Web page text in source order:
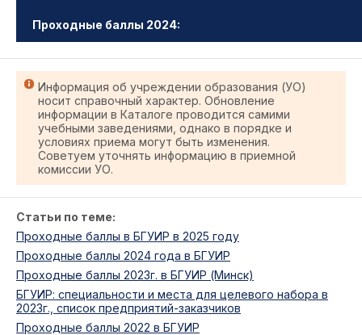
Проходные баллы 2024:
Информация об учреждении образования (УО)
носит справочный характер. Обновление
информации в Каталоге проводится самими
учебными заведениями, однако в порядке и
условиях приема могут быть изменения.
Советуем уточнять информацию в приемной
комиссии УО.
Статьи по теме:
Проходные баллы в БГУИР в 2025 году
Проходные баллы 2024 года в БГУИР
Проходные баллы 2023г. в БГУИР (Минск)
БГУИР: специальности и места для целевого набора в
2023г., список предприятий-заказчиков
Проходные баллы 2022 в БГУИР